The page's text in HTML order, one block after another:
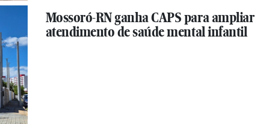
Mossoró-RN ganha CAPS para ampliar
atendimento de saúde mental infantil